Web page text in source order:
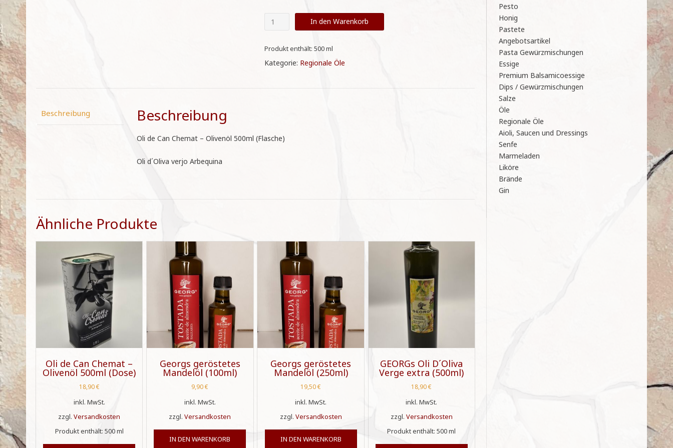
Oli
de
Chemat
-
Olivenöl
In den Warenkorb
Produkt enthält: 500ml
Kategorie: Regionale Öle
Beschreibung Beschreibung
Oli de Can Chemat – Olivenöl 500ml (Flasche)
Oli d´Oliva verjo Arbequina
Ähnliche Produkte
Oli de Can Chemat –
Olivenöl 500ml (Dose)
18,90€
inkl. MwSt.
zzgl.Versandkosten
Produkt enthält: 500ml
Georgs geröstetes
Mandelöl (100ml)
9,90€
inkl. MwSt.
zzgl.Versandkosten
IN DEN WARENKORB
Georgs geröstetes
Mandelöl (250ml)
19,50€
inkl. MwSt.
zzgl. Versandkosten
IN DEN WARENKORB
GEORGs Oli D´Oliva
Verge extra (500ml)
18,90€
inkl. MwSt.
zzgl. Versandkosten
Produkt enthält: 500ml
Pesto
Honig
Pastete
Angebotsartikel
Pasta Gewürzmischungen
Essige
Premium Balsamicoessige
Dips / Gewürzmischungen
Salze
Öle
Regionale Öle
Aioli, Saucen und Dressings
Senfe
Marmeladen
Liköre
Brände
Gin